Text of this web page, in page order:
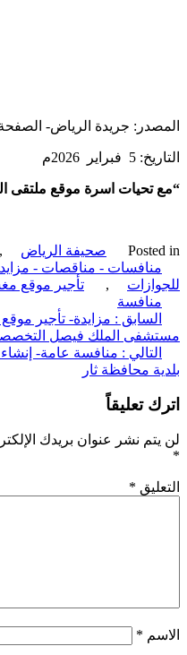
جريدة الرياض- الصفحة 7
2026م
تحيات اسرة موقع ملتقى
صحيفة الرياض ,
- مناقصات - مزايدات
, تأجير موقع مغسلة
: مزايدة- تأجير موقع
الملك فيصل التخصصي
:منافسة عامة- إنشاء
محافظة ثار
تعليقاً
نشر عنوان بريدك الإلكتروني.
*
*